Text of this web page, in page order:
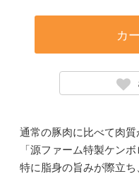
カ
通常の豚肉に比べて肉
「源ファーム特製ケン
特に脂身の旨みが際立